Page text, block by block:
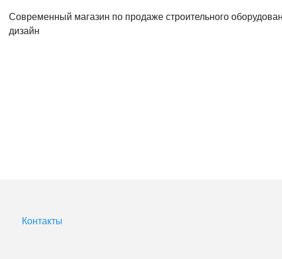
Современный магазин по продаже строительного
дизайн
Контакты